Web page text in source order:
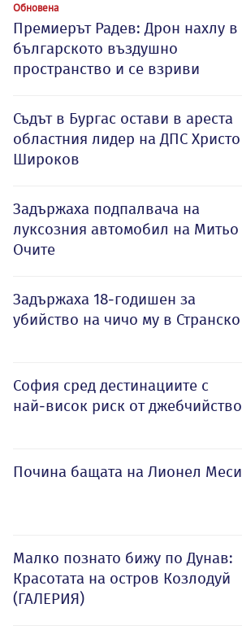
Обновена
Премиерът Радев: Дрон нахлу в
българското въздушно
пространство и се взриви
Съдът в Бургас остави в ареста
областния лидер на ДПС Христо
Широков
Задържаха подпалвача на
луксозния автомобил на Митьо
Очите
Задържаха 18-годишен за
убийство на чичо му в Странско
София сред дестинациите с
най-висок риск от джебчийство
Почина бащата на Лионел Меси
Малко познато бижу по Дунав:
Красотата на остров Козлодуй
(ГАЛЕРИЯ)